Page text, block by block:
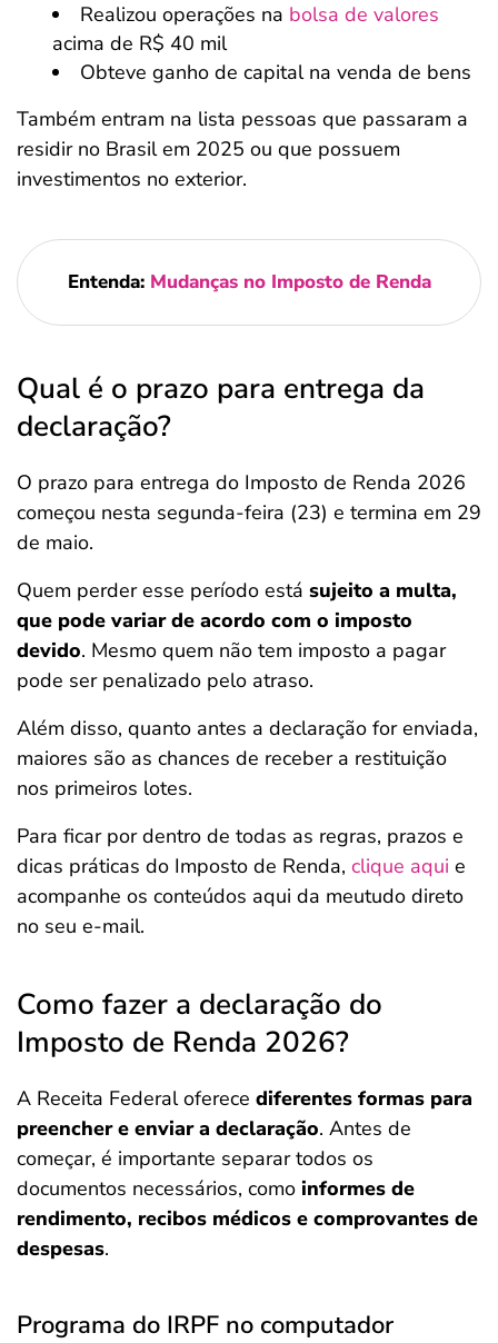
Realizou operações na bolsa de valores
acima de R$ 40 mil
Obteve ganho de capital na venda de bens
Também entram na lista pessoas que passaram a
residir no Brasil em 2025 ou que possuem
investimentos no exterior.
Entenda: Mudanças no Imposto de Renda
Qual é o prazo para entrega da
declaração?
O prazo para entrega do Imposto de Renda 2026
começou nesta segunda-feira (23) e termina em 29
de maio.
Quem perder esse período está sujeito a multa,
que pode variar de acordo com o imposto
devido. Mesmo quem não tem imposto a pagar
pode ser penalizado pelo atraso.
Além disso, quanto antes a declaração for enviada,
maiores são as chances de receber a restituição
nos primeiros lotes.
Para ficar por dentro de todas as regras, prazos e
dicas práticas do Imposto de Renda, clique aqui e
acompanhe os conteúdos aqui da meutudo direto
no seu e-mail.
Como fazer a declaração do
Imposto de Renda 2026?
A Receita Federal oferece diferentes formas para
preencher e enviar a declaração. Antes de
começar, é importante separar todos os
documentos necessários, como informes de
rendimento, recibos médicos e comprovantes de
despesas.
Programa do IRPF no computador